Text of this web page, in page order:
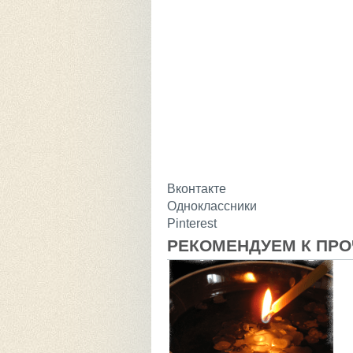
Вконтакте
Одноклассники
Pinterest
РЕКОМЕНДУЕМ К